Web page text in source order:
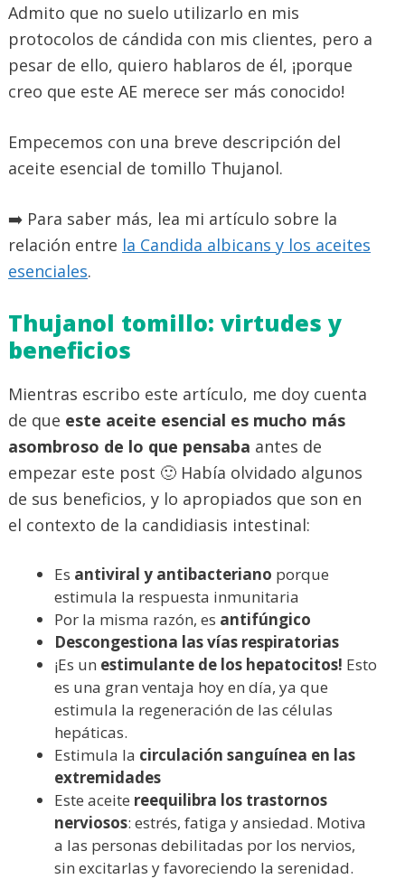
Admito que no suelo utilizarlo en mis
protocolos de cándida con mis clientes, pero a
pesar de ello, quiero hablaros de él, ¡porque
creo que este AE merece ser más conocido!
Empecemos con una breve descripción del
aceite esencial de tomillo Thujanol.
➡️ Para saber más, lea mi artículo sobre la
relación entre la Candida albicans y los aceites
esenciales.
Thujanol tomillo: virtudes y
beneficios
Mientras escribo este artículo, me doy cuenta
de que este aceite esencial es mucho más
asombroso de lo que pensaba antes de
empezar este post 🙂 Había olvidado algunos
de sus beneficios, y lo apropiados que son en
el contexto de la candidiasis intestinal:
Es antiviral y antibacteriano porque
estimula la respuesta inmunitaria
Por la misma razón, es antifúngico
Descongestiona las vías respiratorias
¡Es un estimulante de los hepatocitos! Esto
es una gran ventaja hoy en día, ya que
estimula la regeneración de las células
hepáticas.
Estimula la circulación sanguínea en las
extremidades
Este aceite reequilibra los trastornos
nerviosos: estrés, fatiga y ansiedad. Motiva
a las personas debilitadas por los nervios,
sin excitarlas y favoreciendo la serenidad.